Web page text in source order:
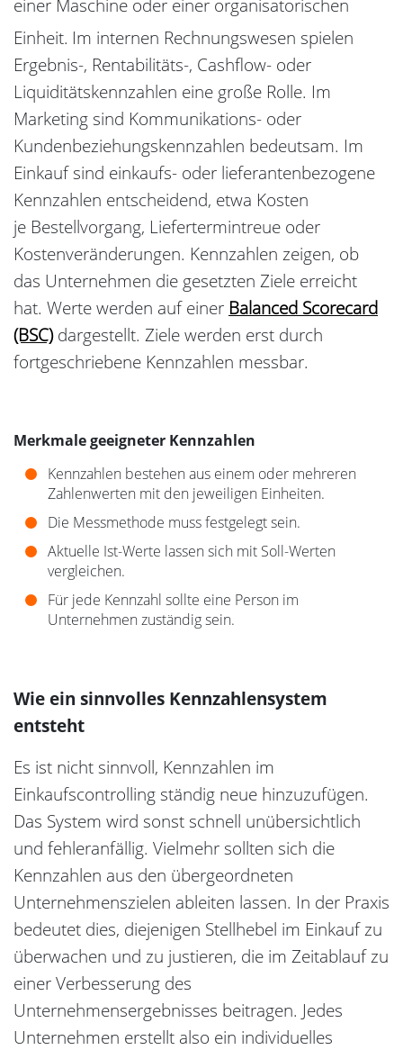
einer Maschine oder einer organisatorischen
Einheit. Im internen Rechnungswesen spielen
Ergebnis-, Rentabilitäts-, Cashflow- oder
Liquiditätskennzahlen eine große Rolle. Im
Marketing sind Kommunikations- oder
Kundenbeziehungskennzahlen bedeutsam. Im
Einkauf sind einkaufs- oder lieferantenbezogene
Kennzahlen entscheidend, etwa Kosten
je Bestellvorgang, Liefertermintreue oder
Kostenveränderungen. Kennzahlen zeigen, ob
das Unternehmen die gesetzten Ziele erreicht
hat. Werte werden auf einer Balanced Scorecard
(BSC)dargestellt. Ziele werden erst durch
fortgeschriebene Kennzahlen messbar.
Merkmale geeigneter Kennzahlen
Kennzahlen bestehen aus einem oder mehreren
Zahlenwerten mit den jeweiligen Einheiten.
Die Messmethode muss festgelegt sein.
Aktuelle Ist-Werte lassen sich mit Soll-Werten
vergleichen.
Für jede Kennzahl sollte eine Person im
Unternehmen zuständig sein.
Wie ein sinnvolles Kennzahlensystem
entsteht
Es ist nicht sinnvoll, Kennzahlen im
Einkaufscontrolling ständig neue hinzuzufügen.
Das System wird sonst schnell unübersichtlich
und fehleranfällig. Vielmehr sollten sich die
Kennzahlen aus den übergeordneten
Unternehmenszielen ableiten lassen. In der Praxis
bedeutet dies, diejenigen Stellhebel im Einkauf zu
überwachen und zu justieren, die im Zeitablauf zu
einer Verbesserung des
Unternehmensergebnisses beitragen. Jedes
Unternehmen erstellt also ein individuelles